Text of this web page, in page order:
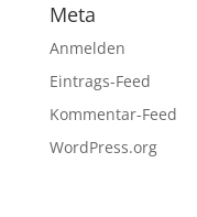
Meta
Anmelden
Eintrags-Feed
Kommentar-Feed
WordPress.org